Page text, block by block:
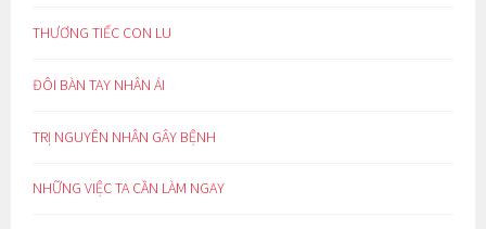
THƯƠNG TIẾC CON LU
ĐÔI BÀN TAY NHÂN ÁI
TRỊ NGUYÊN NHÂN GÂY BỆNH
NHỮNG VIỆC TA CẦN LÀM NGAY